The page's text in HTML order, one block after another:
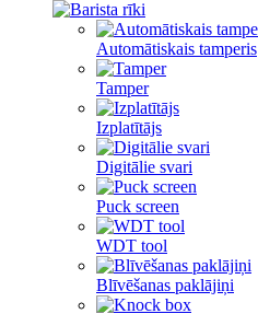
Automātiskais tamperis
Tamper
Izplatītājs
Digitālie svari
Puck screen
WDT tool
Blīvēšanas paklājiņi